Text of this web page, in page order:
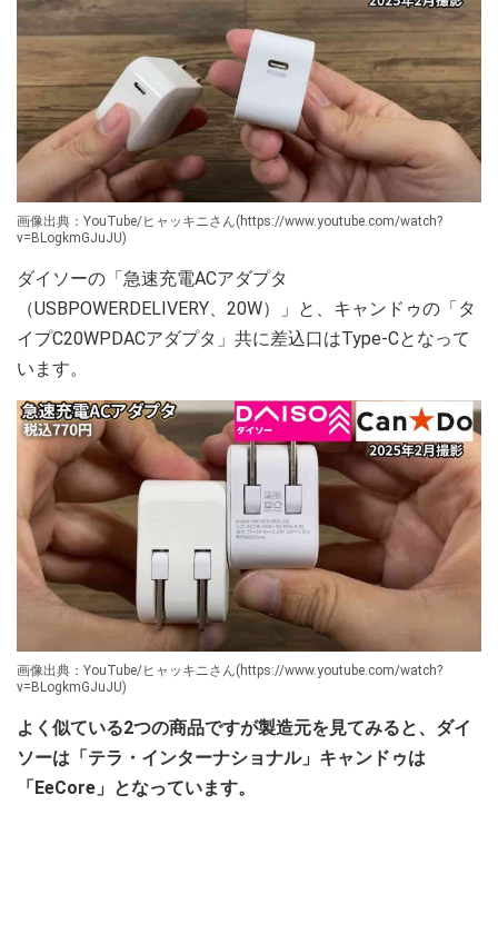
画像出典：YouTube/ヒャッキニさん(https://www.youtube.com/watch?
v=BLogkmGJuJU)
ダイソーの「急速充電ACアダプタ
（USBPOWERDELIVERY、20W）」と、キャンドゥの「タ
イプC20WPDACアダプタ」共に差込口はType-Cとなって
います。
画像出典：YouTube/ヒャッキニさん(https://www.youtube.com/watch?
v=BLogkmGJuJU)
よく似ている2つの商品ですが製造元を見てみると、ダイ
ソーは「テラ・インターナショナル」キャンドゥは
「EeCore」となっています。